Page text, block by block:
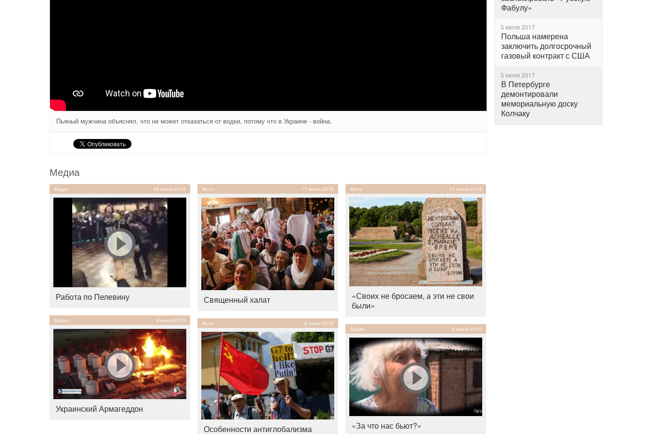
Пьяный мужчина объяснял, что не может отказаться от водки, потому что в Украине - война.
Фабулу»
5 июля 2017
Польша намерена
заключить долгосрочный
газовый контракт с США
5 июля 2017
В Петербурге
демонтировали
мемориальную доску
Колчаку
Медиа
Видео 16 июня 2015
Работа по Пелевину
Видео 9 июня 2015
Украинский Армагеддон
Фото 11 июня 2015
Священный халат
Фото 8 июня 2015
Особенности антиглобализма
Фото 10 июня 2015
«Своих не бросаем, а эти не свои
были»
Видео 8 июня 2015
«За что нас бьют?»